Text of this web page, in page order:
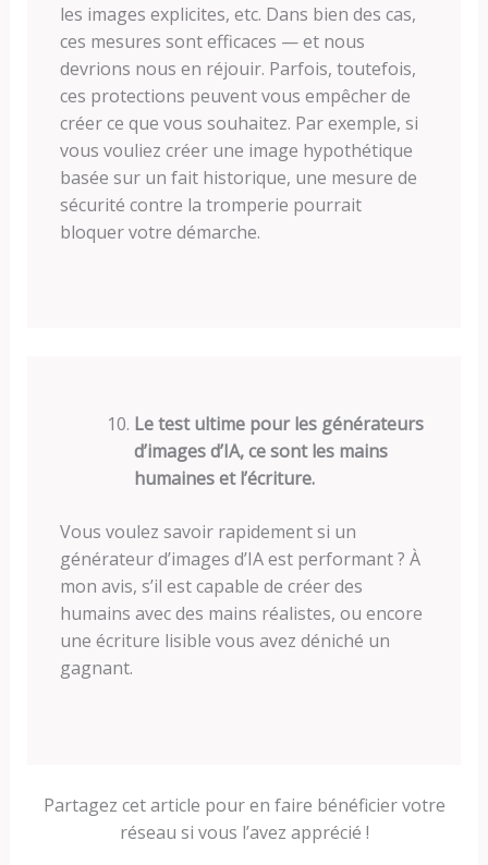
les images explicites, etc. Dans bien des cas,
ces mesures sont efficaces — et nous
devrions nous en réjouir. Parfois, toutefois,
ces protections peuvent vous empêcher de
créer ce que vous souhaitez. Par exemple, si
vous vouliez créer une image hypothétique
basée sur un fait historique, une mesure de
sécurité contre la tromperie pourrait
bloquer votre démarche.
Le test ultime pour les générateurs
d’images d’IA, ce sont les mains
humaines et l’écriture.
Vous voulez savoir rapidement si un
générateur d’images d’IA est performant ? À
mon avis, s’il est capable de créer des
humains avec des mains réalistes, ou encore
une écriture lisible vous avez déniché un
gagnant.
Partagez cet article pour en faire bénéficier votre
réseau si vous l’avez apprécié !